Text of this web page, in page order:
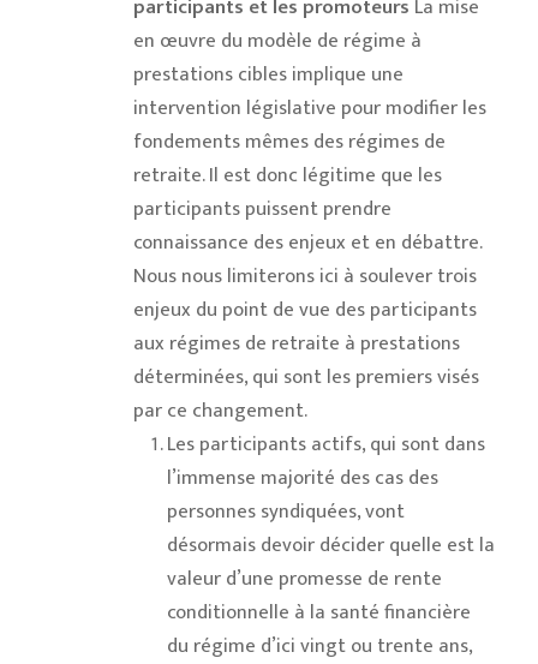
participants et les promoteurs La mise
en œuvre du modèle de régime à
prestations cibles implique une
intervention législative pour modifier les
fondements mêmes des régimes de
retraite. Il est donc légitime que les
participants puissent prendre
connaissance des enjeux et en débattre.
Nous nous limiterons ici à soulever trois
enjeux du point de vue des participants
aux régimes de retraite à prestations
déterminées, qui sont les premiers visés
par ce changement.
Les participants actifs, qui sont dans
l’immense majorité des cas des
personnes syndiquées, vont
désormais devoir décider quelle est la
valeur d’une promesse de rente
conditionnelle à la santé financière
du régime d’ici vingt ou trente ans,